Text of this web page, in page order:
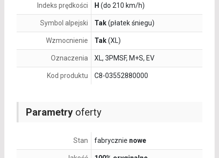
Parametryoferty
Stan fabrycznie nowe
Indeks prędkości H (do 210 km/h)
Symbol alpejski Tak(płatek śniegu)
Wzmocnienie Tak(XL)
Oznaczenia XL, 3PMSF, M+S, EV
Kod produktu C8-03552880000